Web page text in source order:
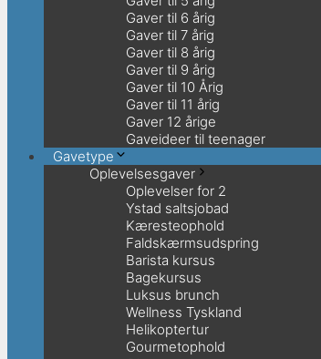
Gaver til 6 årig
Gaver til 7 årig
Gaver til 8 årig
Gaver til 9 årig
Gaver til 10 Årig
Gaver til 11 årig
Gaver 12 årige
Gaveideer til teenager
Gavetype
Oplevelsesgaver
Oplevelser for 2
Ystad saltsjobad
Kæresteophold
Faldskærmsudspring
Barista kursus
Bagekursus
Luksus brunch
Wellness Tyskland
Helikoptertur
Gourmetophold